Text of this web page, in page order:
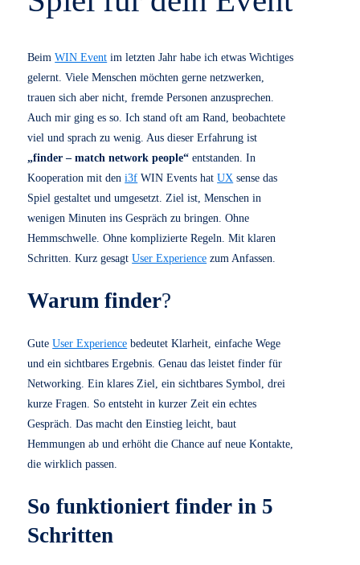
November 26, 2025
0
Finder – match
network people |
Das Networking
Spiel für dein Event
Beim WIN Event
im letzten Jahr habe ich etwas Wichtiges
gelernt. Viele Menschen möchten gerne netzwerken,
trauen sich aber nicht, fremde Personen anzusprechen.
viel und sprach zu wenig. Aus dieser Erfahrung ist
„finder – match network people“